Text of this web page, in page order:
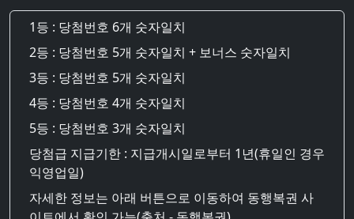
1등 : 당첨번호 6개 숫자일치
2등 : 당첨번호 5개 숫자일치 + 보너스 숫자일치
3등 : 당첨번호 5개 숫자일치
4등 : 당첨번호 4개 숫자일치
5등 : 당첨번호 3개 숫자일치
당첨급 지급기한 : 지급개시일로부터 1년(휴일인 경우
익영업일)
자세한 정보는 아래 버튼으로 이동하여 동행복권 사